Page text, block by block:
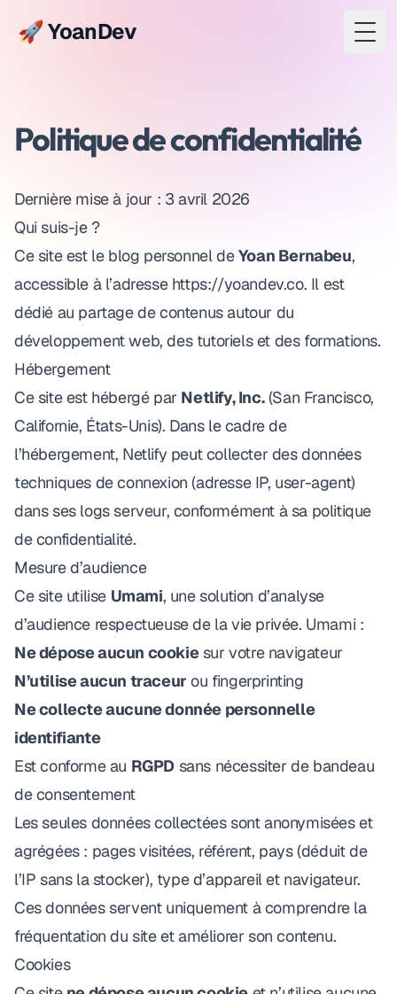
🚀 YoanDev
Politique de confidentialité
Dernière mise à jour : 3 avril 2026
Qui suis-je ?
Ce site est le blog personnel deYoan Bernabeu,
accessible à l’adresse https://yoandev.co. Il est
dédié au partage de contenus autour du
développement web, des tutoriels et des formations.
Hébergement
Ce site est hébergé par Netlify, Inc.(San Francisco,
Californie, États-Unis). Dans le cadre de
l’hébergement, Netlify peut collecter des données
techniques de connexion (adresse IP, user-agent)
dans ses logs serveur, conformément à sa politique
de confidentialité.
Mesure d’audience
Ce site utilise Umami, une solution d’analyse
d’audience respectueuse de la vie privée. Umami :
Ne dépose aucun cookiesur votre navigateur
N’utilise aucun traceur ou fingerprinting
Ne collecte aucune donnée personnelle
identifiante
Est conforme au RGPD sans nécessiter de bandeau
de consentement
Les seules données collectées sont anonymisées et
agrégées : pages visitées, référent, pays (déduit de
l’IP sans la stocker), type d’appareil et navigateur.
Ces données servent uniquement à comprendre la
fréquentation du site et améliorer son contenu.
Cookies